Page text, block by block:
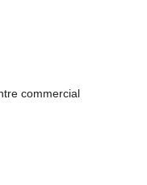
commercial